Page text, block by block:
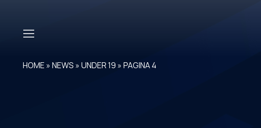
HOME »NEWS »UNDER 19 »PAGINA 4